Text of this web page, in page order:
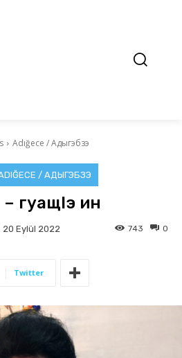
Adığece / Адыгэбзэ
/ АДЫГЭБЗЭ
гуащIэ ин
20 Eylül 2022 0
743
Twitter